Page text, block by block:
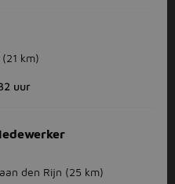
(21 km)
uur
den Rijn (25 km)